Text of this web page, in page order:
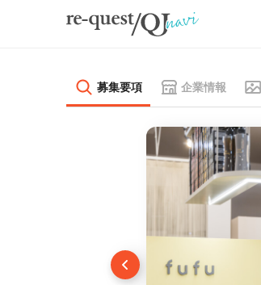
募集要項 企業情報